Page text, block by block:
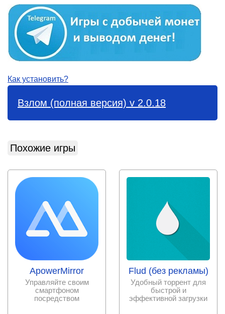
Как установить?
Взлом (полная версия) v 2.0.18
Похожие игры
ApowerMirror
Управляйте своим
смартфоном
посредством
Flud (без рекламы)
Удобный торрент для
быстрой и
эффективной загрузки